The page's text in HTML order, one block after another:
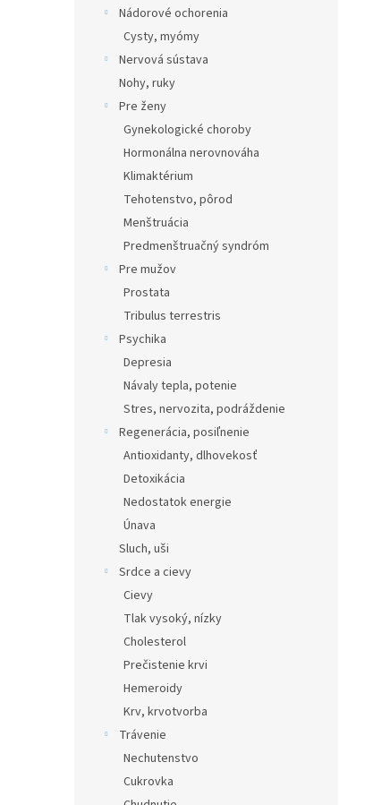
Nádorové ochorenia
Cysty, myómy
Nervová sústava
Nohy, ruky
Pre ženy
Gynekologické choroby
Hormonálna nerovnováha
Klimaktérium
Tehotenstvo, pôrod
Menštruácia
Predmenštruačný syndróm
Pre mužov
Prostata
Tribulus terrestris
Psychika
Depresia
Návaly tepla, potenie
Stres, nervozita, podráždenie
Regenerácia, posiľnenie
Antioxidanty, dlhovekosť
Detoxikácia
Nedostatok energie
Únava
Sluch, uši
Srdce a cievy
Cievy
Tlak vysoký, nízky
Cholesterol
Prečistenie krvi
Hemeroidy
Krv, krvotvorba
Trávenie
Nechutenstvo
Cukrovka